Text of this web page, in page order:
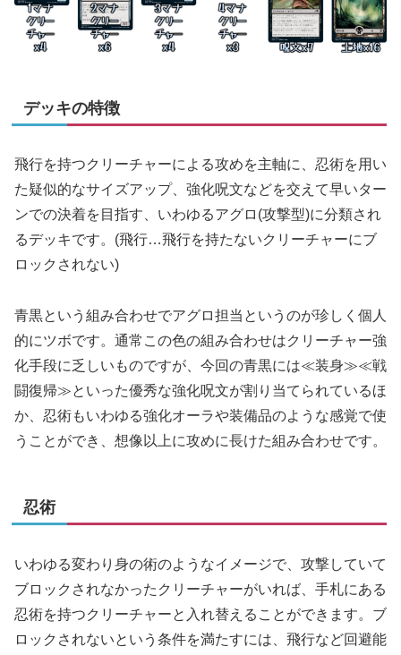
デッキの特徴
飛行を持つクリーチャーによる攻めを主軸に、忍術を用い
た疑似的なサイズアップ、強化呪文などを交えて早いター
ンでの決着を目指す、いわゆるアグロ(攻撃型)に分類され
るデッキです。(飛行…飛行を持たないクリーチャーにブ
ロックされない)
青黒という組み合わせでアグロ担当というのが珍しく個人
的にツボです。通常この色の組み合わせはクリーチャー強
化手段に乏しいものですが、今回の青黒には≪装身≫≪戦
闘復帰≫といった優秀な強化呪文が割り当てられているほ
か、忍術もいわゆる強化オーラや装備品のような感覚で使
うことができ、想像以上に攻めに長けた組み合わせです。
忍術
いわゆる変わり身の術のようなイメージで、攻撃していて
ブロックされなかったクリーチャーがいれば、手札にある
忍術を持つクリーチャーと入れ替えることができます。ブ
ロックされないという条件を満たすには、飛行など回避能